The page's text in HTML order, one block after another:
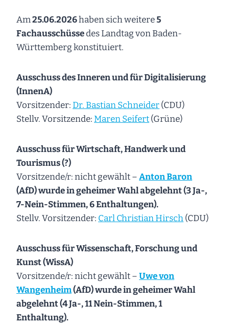
Am25.06.2026haben sich weitere5
Fachausschüssedes Landtag von Baden-
Württemberg konstituiert.
Ausschuss des Inneren und für Digitalisierung
(InnenA)
Vorsitzender:Dr. Bastian Schneider(CDU)
Stellv. Vorsitzende:Maren Seifert(Grüne)
Ausschuss für Wirtschaft, Handwerk und
Tourismus (?)
Vorsitzende/r: nicht gewählt –Anton Baron
(AfD) wurde in geheimer Wahl abgelehnt (3 Ja-,
7-Nein-Stimmen, 6 Enthaltungen).
Stellv. Vorsitzender: Carl Christian Hirsch(CDU)
Ausschuss für Wissenschaft, Forschung und
Kunst (WissA)
Vorsitzende/r: nicht gewählt –Uwe von
Wangenheim(AfD) wurde in geheimer Wahl
abgelehnt (4 Ja-, 11 Nein-Stimmen, 1
Enthaltung).